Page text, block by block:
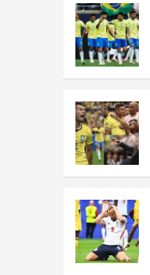
b
o
o
k
n
g
er